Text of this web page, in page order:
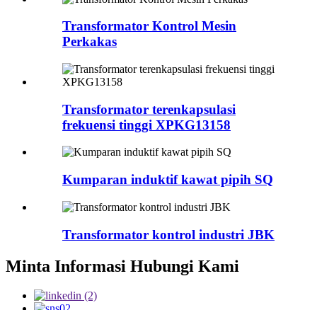
Transformator Kontrol Mesin
Perkakas
Transformator terenkapsulasi
frekuensi tinggi XPKG13158
Kumparan induktif kawat pipih SQ
Transformator kontrol industri JBK
Minta Informasi Hubungi Kami